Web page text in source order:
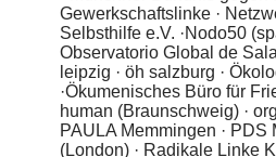
Gewerkschaftslinke ·
Selbsthilfe e.V. ·Nodo50
Observatorio Global de
leipzig · öh salzburg ·
·Ökumenisches Büro für
human (Braunschweig) ·
PAULA Memmingen ·
(London) · Radikale Linke